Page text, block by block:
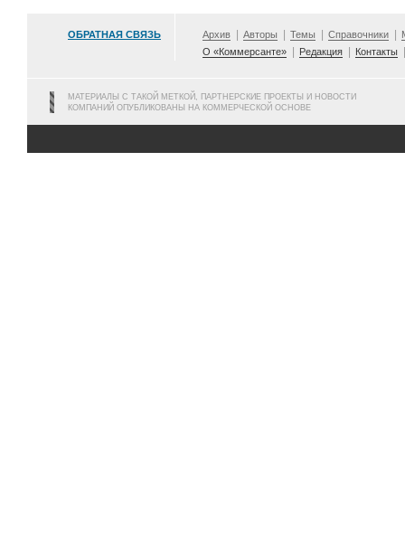
ОБРАТНАЯ СВЯЗЬ Архив Авторы Темы Справочники
О «Коммерсанте»
Редакция Контакты
МАТЕРИАЛЫ С ТАКОЙ МЕТКОЙ, ПАРТНЕРСКИЕ ПРОЕКТЫ И НОВОСТИ
КОМПАНИЙ ОПУБЛИКОВАНЫ НА КОММЕРЧЕСКОЙ ОСНОВЕ